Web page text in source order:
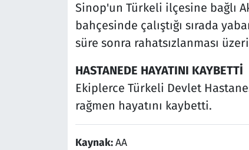
Sinop'un Türkeli ilçesine bağlı
bahçesinde çalıştığı sırada
süre sonra rahatsızlanması
HASTANEDE HAYATINI KAYBETTİ
Ekiplerce Türkeli Devlet
rağmen hayatını kaybetti.
Kaynak:AA